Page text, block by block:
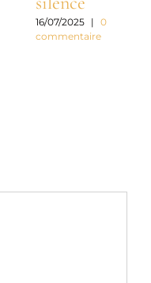
16/07/2025 | 0
commentaire